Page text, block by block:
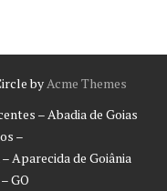
byAcme Themes
– Abadia de Goias
–
Aparecida de Goiânia
GO